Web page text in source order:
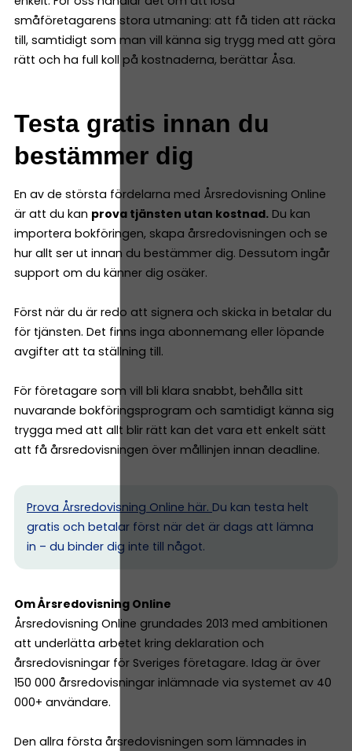
småföretagarens stora utmaning: att få tiden att räcka
till, samtidigt som man vill känna sig trygg med att göra
rätt och ha full koll på kostnaderna, berättar Åsa.
Testa gratis innan du
bestämmer dig
En av de största fördelarna med Årsredovisning Online
är att du kan prova tjänsten utan kostnad. Du kan
importera bokföringen, skapa årsredovisningen och se
hur allt ser ut innan du bestämmer dig. Dessutom ingår
support om du känner dig osäker.
Först när du är redo att signera och skicka in betalar du
för tjänsten. Det finns inga abonnemang eller löpande
avgifter att ta ställning till.
För företagare som vill bli klara snabbt, behålla sitt
nuvarande bokföringsprogram och samtidigt känna sig
trygga med att allt blir rätt kan det vara ett enkelt sätt
att få årsredovisningen över mållinjen innan deadline.
Prova Årsredovisning Online här. Du kan testa helt
gratis och betalar först när det är dags att lämna
in – du binder dig inte till något.
Om Årsredovisning Online
Årsredovisning Online grundades 2013 med ambitionen
att underlätta arbetet kring deklaration och
årsredovisningar för Sveriges företagare. Idag är över
150 000 årsredovisningar inlämnade via systemet av 40
000+ användare.
Den allra första årsredovisningen som lämnades in